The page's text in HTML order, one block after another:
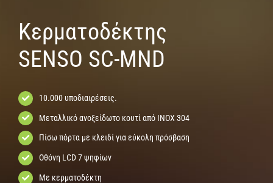
Κερματοδέκτης
SENSO SC-MND
10.000 υποδιαιρέσεις.
Μεταλλικό ανοξείδωτο κουτί από ΙΝΟΧ 304
Πίσω πόρτα με κλειδί για εύκολη πρόσβαση
Οθόνη LCD 7 ψηφίων
Με κερματοδέκτη